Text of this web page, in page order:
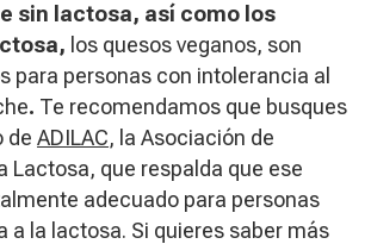
sin lactosa, así como los
los quesos veganos, son
para personas con intolerancia al
. Te recomendamos que busques
de ADILAC, la Asociación de
Lactosa, que respalda que ese
adecuado para personas
a la lactosa. Si quieres saber más